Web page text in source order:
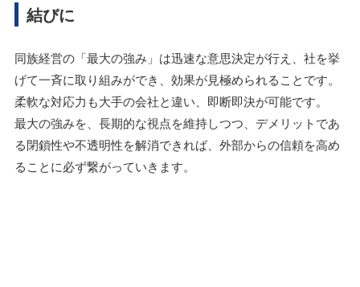
結びに
同族経営の「最大の強み」は迅速な意思決定が行え、社を挙
げて一斉に取り組みができ、効果が見極められることです。
柔軟な対応力も大手の会社と違い、即断即決が可能です。
最大の強みを、長期的な視点を維持しつつ、デメリットであ
る閉鎖性や不透明性を解消できれば、外部からの信頼を高め
ることに必ず繋がっていきます。